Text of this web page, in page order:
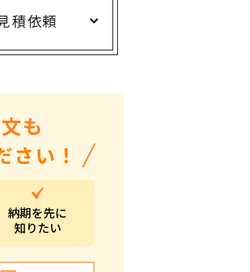
ィ・記念品特集
向け
プイベント向け粗品・ノベ
積依頼
も
さい！
納期を先に
知りたい